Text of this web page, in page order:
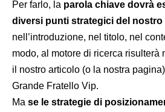
Per farlo, la parola chiave dovrà
diversi punti strategici del nostro
nell’introduzione, nel titolo, nel
modo, al motore di ricerca risulterà
il nostro articolo (o la nostra
Grande Fratello Vip.
Ma se le strategie di